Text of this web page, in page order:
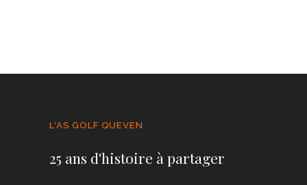
L'AS GOLF QUEVEN
25 ans d'histoire à partager